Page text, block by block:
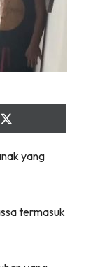
Share
on
(Twitter)
yang
termasuk